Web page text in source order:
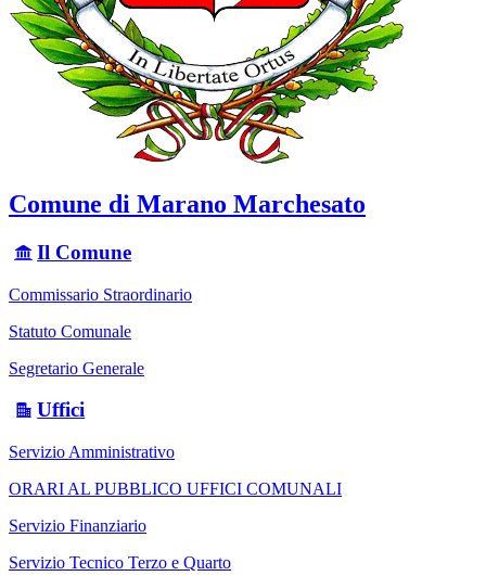
Comune di Marano Marchesato
Il Comune
Commissario Straordinario
Statuto Comunale
Segretario Generale
Uffici
Servizio Amministrativo
ORARI AL PUBBLICO UFFICI COMUNALI
Servizio Finanziario
Servizio Tecnico Terzo e Quarto